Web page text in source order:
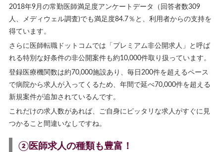
2018年9月の常勤医師満足度アンケートデータ（回答者数309
人、メディウェル調査)でも満足度84.7％と、利用者からの支持を
得ています。
さらに医師転職ドットコムでは「プレミアム非公開求人」と呼ば
れる特別な好条件の非公開案件も約10,000件取り扱っています。
登録医療機関数は約70,000施設あり、毎日200件を超えるペース
で病院から求人が入ってくるため、年間で延べ70,000件を超える
新規案件が追加されているんです。
これだけの求人数があれば、ご自身にピッタリな求人がすぐに見
つかること間違いなしですね。
②医師求人の種類も豊富！